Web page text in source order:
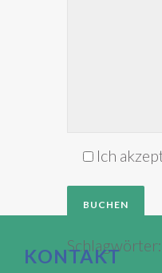
Ich
Schlagwörter:
KONTAKT